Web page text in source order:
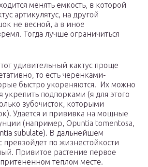
менять емкость, в которой
артикулятус, на другой
не весной, а в иное
Тогда лучше ограничиться
удивительный кактус проще
то есть черенками-
быстро укореняются. Их можно
укрепить подпорками (я для этого
зубочисток, которыми
Удается и прививка на мощные
(например, Opuntia tomentosa,
subulate). В дальнейшем
превзойдет по жизнестойкости
Привитое растение первое
теплом месте.